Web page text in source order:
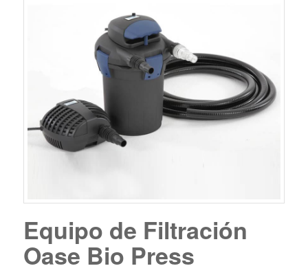
Equipo de Filtración
Oase Bio Press